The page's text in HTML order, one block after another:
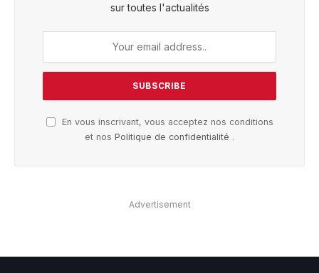
sur toutes l'actualités
En vous inscrivant, vous acceptez nos conditions
et nos Politique de confidentialité .
Advertisement